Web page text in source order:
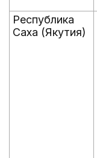
Республика
Саха (Якутия)